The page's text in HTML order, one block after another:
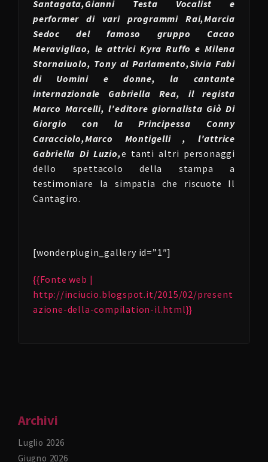
Santagata,Gianni Testa Vocalist e
performer di vari programmi Rai,Marcia
Sedoc del famoso gruppo Cacao
Meravigliao, le attrici Kyra Ruffo e Milena
Stornaiuolo, Tony al Parlamento,Sivia Fabi
di Uomini e donne, la cantante
internazionale Gabriella Rea, il regista
Marco Marcelli, l’editore giornalista Giò Di
Giorgio con la Principessa Conny
Caracciolo,Marco Montigelli , l’attrice
Gabriella Di Luzio,e tanti altri personaggi
dello spettacolo della stampa a
testimoniare la simpatia che riscuote Il
Cantagiro.
[wonderplugin_gallery id=”1″]
{{Fonte web |
http://inciucio.blogspot.it/2015/02/present
azione-della-compilation-il.html}}
Archivi
Luglio 2026
Giugno 2026